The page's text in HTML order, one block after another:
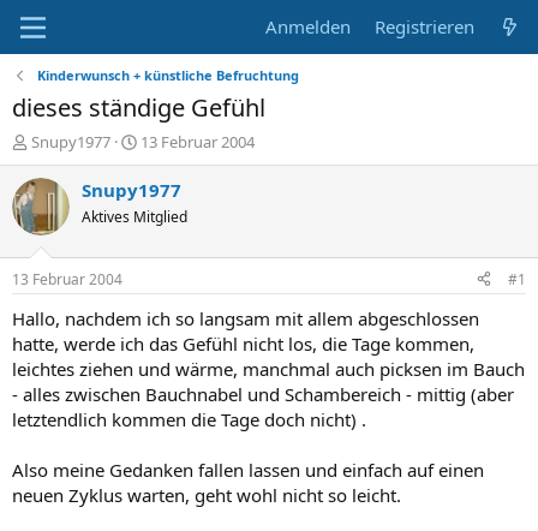
Anmelden Registrieren
Kinderwunsch + künstliche Befruchtung
dieses ständige Gefühl
E
r
s
t
e
e
r
Snupy1977
E
r
s
e
t
a
13 Februar 2004
Snupy1977
Aktives Mitglied
13 Februar 2004 #1
Hallo, nachdem ich so langsam mit allem abgeschlossen
hatte, werde ich das Gefühl nicht los, die Tage kommen,
leichtes ziehen und wärme, manchmal auch picksen im Bauch
- alles zwischen Bauchnabel und Schambereich - mittig (aber
letztendlich kommen die Tage doch nicht) .
Also meine Gedanken fallen lassen und einfach auf einen
neuen Zyklus warten, geht wohl nicht so leicht.